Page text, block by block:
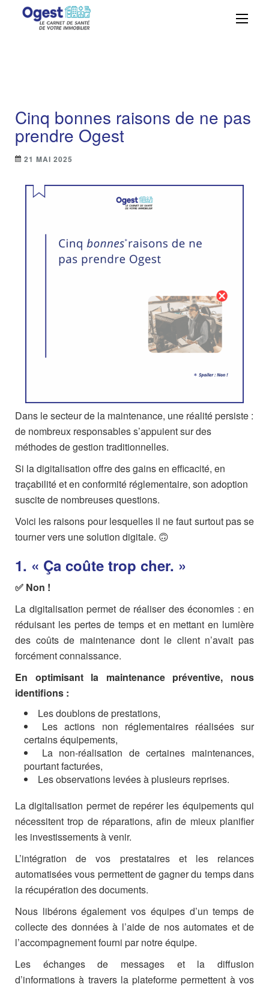
Ogest – La solution
Centralisez, suivez et maîtrisez vos
Cinq bonnes raisons de ne pas
prendre Ogest
21 MAI 2025
Dans le secteur de la maintenance, une réalité persiste :
de nombreux responsables s’appuient sur des
méthodes de gestion traditionnelles.
Si la digitalisation offre des gains en efficacité, en
traçabilité et en conformité réglementaire, son adoption
suscite de nombreuses questions.
Voici les raisons pour lesquelles il ne faut surtout pas se
tourner vers une solution digitale. 🙃
1. « Ça coûte trop cher. »
✅ Non !
La digitalisation permet de réaliser des économies : en
réduisant les pertes de temps et en mettant en lumière
des coûts de maintenance dont le client n’avait pas
forcément connaissance.
En optimisant la maintenance préventive, nous
identifions :
Les doublons de prestations,
Les actions non réglementaires réalisées sur
certains équipements,
La non-réalisation de certaines maintenances,
pourtant facturées,
Les observations levées à plusieurs reprises.
La digitalisation permet de repérer les équipements qui
nécessitent trop de réparations, afin de mieux planifier
les investissements à venir.
L’intégration de vos prestataires et les relances
automatisées vous permettent de gagner du temps dans
la récupération des documents.
Nous libérons également vos équipes d’un temps de
collecte des données à l’aide de nos automates et de
l’accompagnement fourni par notre équipe.
Les échanges de messages et la diffusion
d’informations à travers la plateforme permettent à vos